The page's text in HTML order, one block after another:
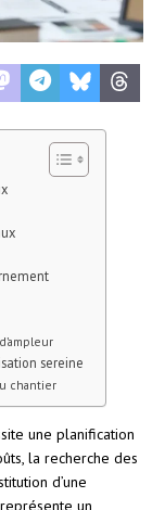
sereine
chantier
une planification
la recherche des
d’une
un